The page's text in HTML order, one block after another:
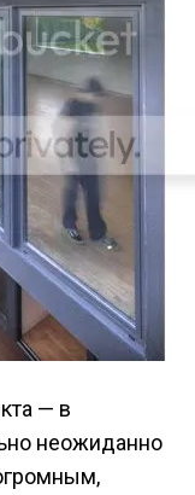
— в
неожиданно